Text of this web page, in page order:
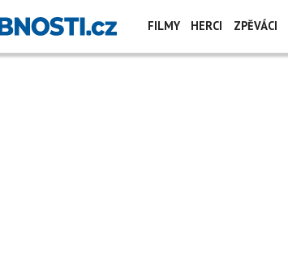
FILMY HERCI ZPĚVÁCI